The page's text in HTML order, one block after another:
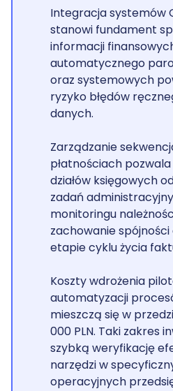
8. Wdrożenie i technologia:
narzędzia i budżet 25-80 tys.
9. Gdzie szukać szybkich
procesów do automatyzacji
10. Stos technologiczny: API,
bankowych w automatyzacji
11. Koszty i harmonogram:
kompleksowej automatyzacji
12. Mierzenie zwrotu z
wdrożeniowa dla CFO
13. KPI sukcesu: DSO,
odblokowany kapitał
14. 8 pytań przed startem
decydentów B2B
15. Rozwój automatyzacji:
działy finansowe w
Integracja systemów
stanowi fundament
informacji
automatycznego
oraz systemowych
ryzyko błędów
danych.
Zarządzanie
płatnościach
działów księgowych
zadań
monitoringu
zachowanie
etapie cyklu życia
Koszty wdrożenia
automatyzacji
mieszczą się w
000 PLN. Taki zakres
szybką weryfikację
narzędzi w
operacyjnych